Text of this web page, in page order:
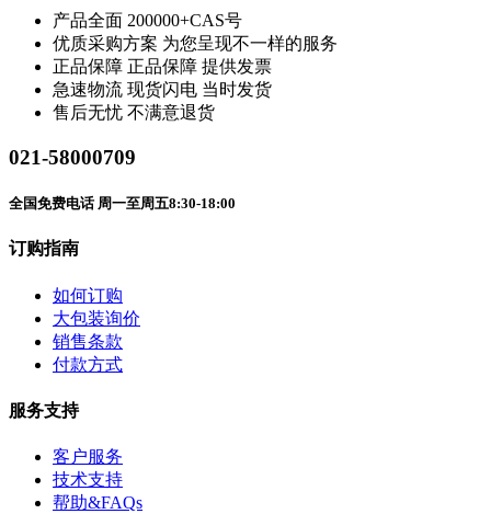
产品全面 200000+CAS号
优质采购方案 为您呈现不一样的服务
正品保障 正品保障 提供发票
急速物流 现货闪电 当时发货
售后无忧 不满意退货
021-58000709
全国免费电话 周一至周五8:30-18:00
订购指南
如何订购
大包装询价
销售条款
付款方式
服务支持
客户服务
技术支持
帮助&FAQs